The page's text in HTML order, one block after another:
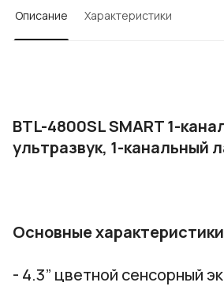
Описание Характеристики
BTL-4800SL SMART 1-
ультразвук, 1-канальный
Основные характеристики
- 4.3” цветной сенсорный